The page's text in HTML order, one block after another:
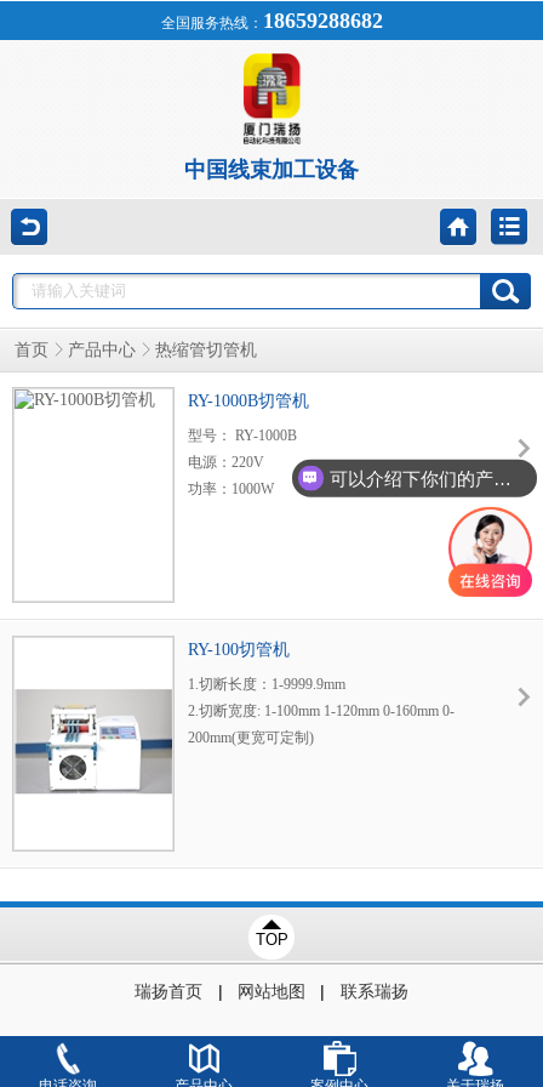
全国服务热线： 18659288682
中国线束加工设备
首页 产品中心 热缩管切管机
RY-1000B切管机
型号： RY-1000B
电源：220V
功率：1000W
重量：65kg
RY-100切管机
1.切断长度：1-9999.9mm
2.切断宽度: 1-100mm 1-120mm 0-160mm 0-
200mm(更宽可定制)
7.功率：60v
8.重量：30KG
9.体积：L400*W300*H430 mm
TOP
瑞扬首页 | 网站地图 | 联系瑞扬
可以介绍下你们的产品么？